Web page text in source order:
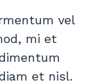
vel
mi et
et nisl.